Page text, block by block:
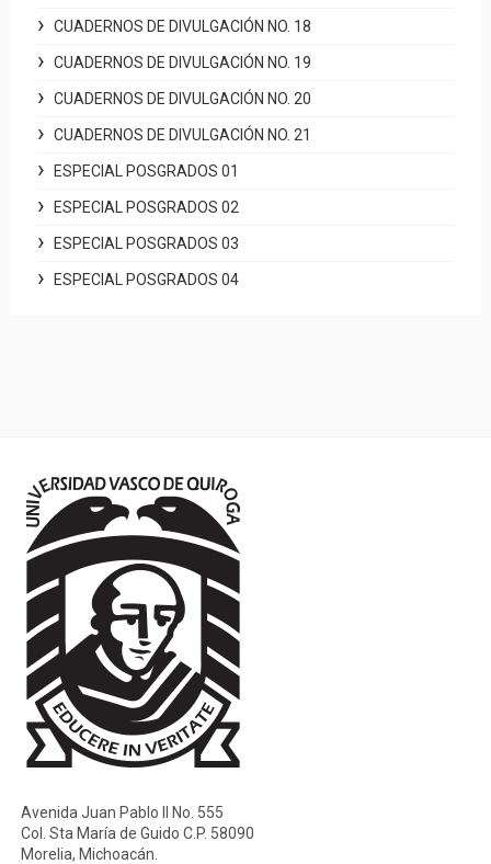
CUADERNOS DE DIVULGACIÓN NO. 18
CUADERNOS DE DIVULGACIÓN NO. 19
CUADERNOS DE DIVULGACIÓN NO. 20
CUADERNOS DE DIVULGACIÓN NO. 21
ESPECIAL POSGRADOS 01
ESPECIAL POSGRADOS 02
ESPECIAL POSGRADOS 03
ESPECIAL POSGRADOS 04
Avenida Juan Pablo II No. 555
Col. Sta María de Guido C.P. 58090
Morelia, Michoacán.